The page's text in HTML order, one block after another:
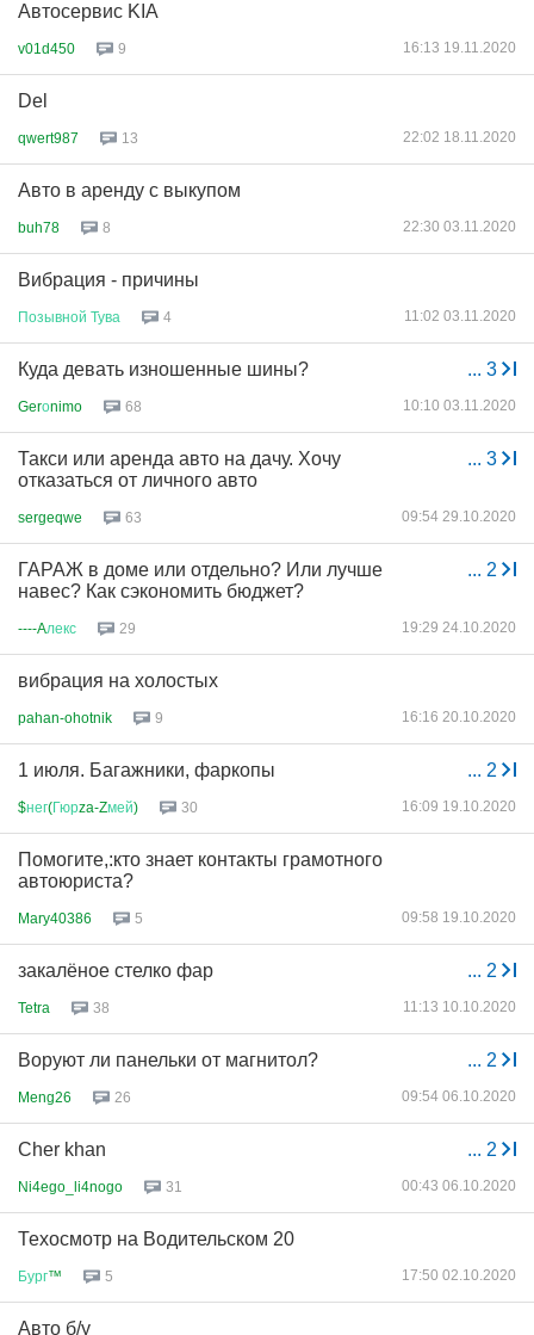
Автосервис KIA
v01d450 9 16:13 19.11.2020
Del
qwert987 13 22:02 18.11.2020
Авто в аренду с выкупом
buh78 8 22:30 03.11.2020
Вибрация - причины
Позывной Тува 4 11:02 03.11.2020
... 3
Куда девать изношенные шины?
Gerоnimo 68 10:10 03.11.2020
... 3
Такси или аренда авто на дачу. Хочу
отказаться от личного авто
sergeqwe 63 09:54 29.10.2020
... 2
ГАРАЖ в доме или отдельно? Или лучше
навес? Как сэкономить бюджет?
----Aлекс 29 19:29 24.10.2020
вибрация на холостых
pahan-ohotnik 9 16:16 20.10.2020
... 2
1 июля. Багажники, фаркопы
$нег(Гюрza-Zмей) 30 16:09 19.10.2020
Помогите,:кто знает контакты грамотного
автоюриста?
Mary40386 5 09:58 19.10.2020
... 2
закалёное стелко фар
Tetra 38 11:13 10.10.2020
... 2
Воруют ли панельки от магнитол?
Meng26 26 09:54 06.10.2020
... 2
Cher khan
Ni4ego_li4nogo 31 00:43 06.10.2020
Техосмотр на Водительском 20
Бург™ 5 17:50 02.10.2020
Авто б/у